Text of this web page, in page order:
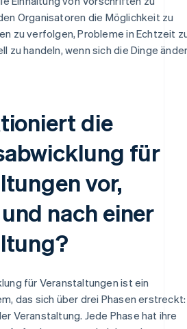
Organisatoren die Möglichkeit zu
zu verfolgen, Probleme in Echtzeit
zu handeln, wenn sich die Dinge
die
für
vor,
nach einer
für Veranstaltungen ist ein
das sich über drei Phasen erstreckt:
Veranstaltung. Jede Phase hat ihre